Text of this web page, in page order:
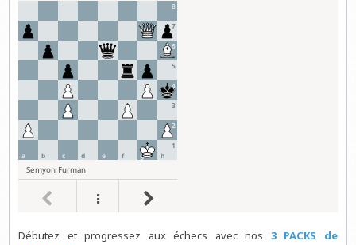
Débutez et progressez aux échecs avec nos 3 PACKS de